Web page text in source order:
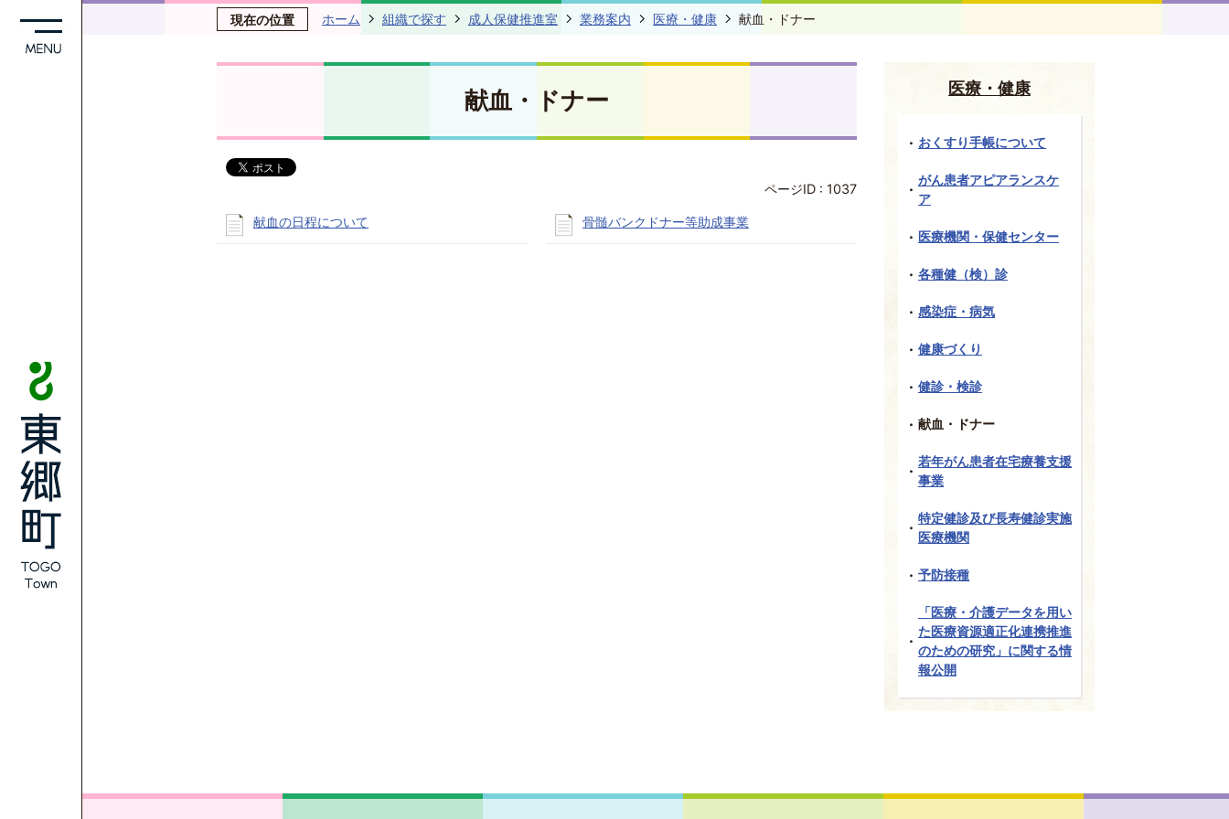
現在の位置 ホーム 組織で探す 成人保健推進室 業務案内 医療・健康 献血・ドナー
献血・ドナー
ページID : 1037
献血の日程について 骨髄バンクドナー等助成事業
医療・健康
おくすり手帳について
がん患者アピアランスケ
ア
医療機関・保健センター
各種健（検）診
感染症・病気
健康づくり
健診・検診
献血・ドナー
若年がん患者在宅療養支援
事業
特定健診及び長寿健診実施
医療機関
予防接種
「医療・介護データを用い
た医療資源適正化連携推進
のための研究」に関する情
報公開